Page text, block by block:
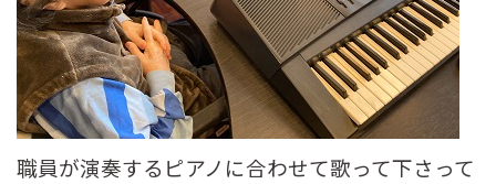
職員が演奏するピアノに合わせて歌って下さって